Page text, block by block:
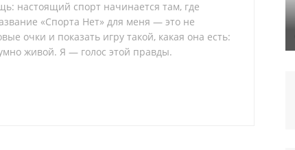
настоящий спорт начинается там, где
«Спорта Нет» для меня — это не
очки и показать игру такой, какая она есть:
живой. Я — голос этой правды.